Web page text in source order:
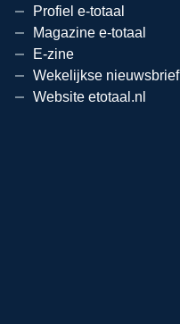
Profiel e-totaal
Magazine e-totaal
E-zine
Wekelijkse nieuwsbrief
Website etotaal.nl